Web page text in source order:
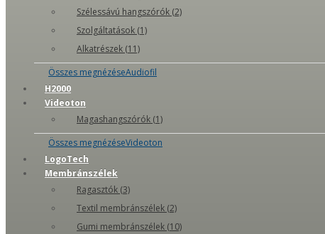
Szélessávú hangszórók (2)
Szolgáltatások (1)
Alkatrészek (11)
Összes megnézéseAudiofil
H2000
Videoton
Magashangszórók (1)
Összes megnézéseVideoton
LogoTech
Membránszélek
Ragasztók (3)
Textil membránszélek (2)
Gumi membránszélek (10)